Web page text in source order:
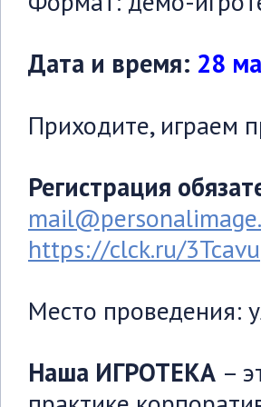
Дата и время: 28
Приходите, играем
Регистрация
https://clck.ru/3Tcavu
Место проведения:
Наша ИГРОТЕКА –